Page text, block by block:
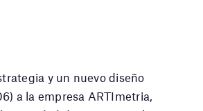
y un nuevo diseño
a la empresa ARTImetria,